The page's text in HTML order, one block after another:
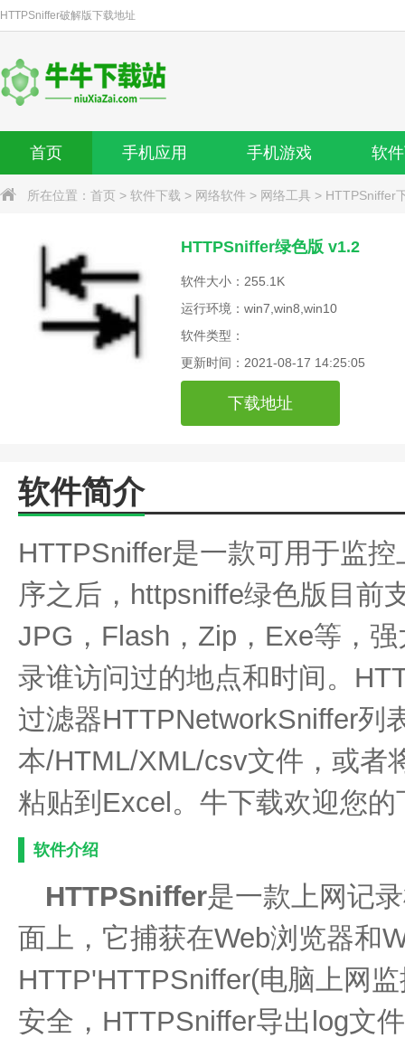
HTTPSniffer破解版下载地址
首页 手机应用 手机游戏 软
所在位置： 首页 > 软件下载 > 网络软件 > 网络工具 > HTTPSniffer
HTTPSniffer绿色版 v1.2
软件大小：255.1K
运行环境：win7,win8,win10
软件类型：
更新时间：2021-08-17 14:25:05
下载地址
软件简介
HTTPSniffer是一款可用于监
序之后，httpsniffe绿色版目前
JPG，Flash，Zip，Exe等，
录谁访问过的地点和时间。
过滤器HTTPNetworkSniffer列
本/HTML/XML/csv文件，或者
粘贴到Excel。牛下载欢迎您的
软件介绍
HTTPSniffer是一款上网记
面上，它捕获在Web浏览器和
HTTP'HTTPSniffer(电脑上网
安全，HTTPSniffer导出log文